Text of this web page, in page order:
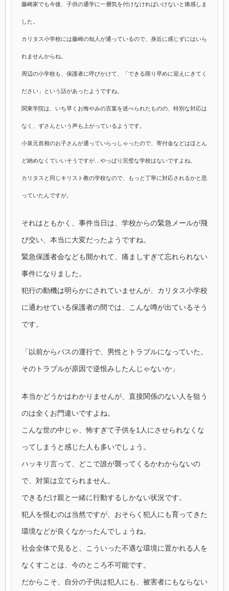
藤崎家でも今後、子供の通学に一層気を付けなければいけないと痛感しま
した。
カリタス小学校には藤崎の知人が通っているので、身近に感じずにはいら
れませんからね。
周辺の小学校も、保護者に呼びかけて、「できる限り早めに迎えにきてく
ださい」という話があったようですね。
関東学院は、いち早くお悔やみの言葉を述べられたものの、特別な対応は
なく、ずさんという声も上がっているようです。
小泉元首相のお子さんが通っていらっしゃったので、寄付金などはほとん
ど納めなくていいそうですが…やっぱり完璧な学校はないですよね。
カリタスと同じキリスト教の学校なので、もっと丁寧に対応されるかと思
っていたんですが。
それはともかく、事件当日は、学校からの緊急メールが飛
び交い、本当に大変だったようですね。
緊急保護者会なども開かれて、痛ましすぎて忘れられない
事件になりました。
犯行の動機は明らかにされていませんが、カリタス小学校
に通わせている保護者の間では、こんな噂が出ているそう
です。
「以前からバスの運行で、男性とトラブルになっていた。
そのトラブルが原因で逆恨みしたんじゃないか」
本当かどうかはわかりませんが、直接関係のない人を狙う
のは全くお門違いですよね。
こんな世の中じゃ、怖すぎて子供を1人にさせられなくな
ってしまうと感じた人も多いでしょう。
ハッキリ言って、どこで誰が襲ってくるかわからないの
で、対策は立てられません。
できるだけ親と一緒に行動するしかない状況です。
犯人を恨むのは当然ですが、おそらく犯人にも育ってきた
環境などが良くなかったんでしょうね。
社会全体で見ると、こういった不遇な環境に置かれる人を
なくすことは、今のところ不可能です。
だからこそ、自分の子供は犯人にも、被害者にもならない